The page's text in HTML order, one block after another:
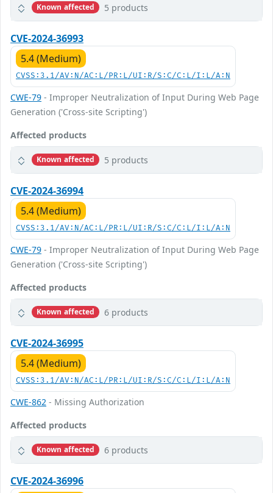
Known affected 5 products
CVE-2024-36993
5.4 (Medium)
CVSS:3.1/AV:N/AC:L/PR:L/UI:R/S:C/C:L/I:L/A:N
CWE-79 - Improper Neutralization of Input During Web Page
Generation ('Cross-site Scripting')
Affected products
Known affected 5 products
CVE-2024-36994
5.4 (Medium)
CVSS:3.1/AV:N/AC:L/PR:L/UI:R/S:C/C:L/I:L/A:N
CWE-79 - Improper Neutralization of Input During Web Page
Generation ('Cross-site Scripting')
Affected products
Known affected 6 products
CVE-2024-36995
5.4 (Medium)
CVSS:3.1/AV:N/AC:L/PR:L/UI:R/S:C/C:L/I:L/A:N
CWE-862 - Missing Authorization
Affected products
Known affected 6 products
CVE-2024-36996